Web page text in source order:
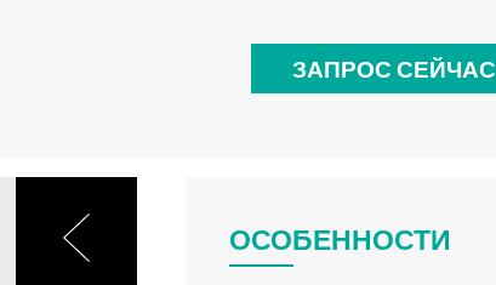
ЗАПРОС СЕЙЧАС
ОСОБЕННОСТИ